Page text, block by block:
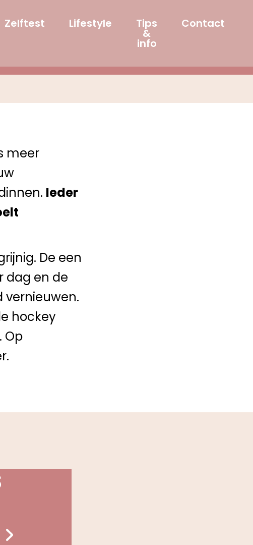
Zelftest Lifestyle Tips
&
info
Contact
meer
Ieder
De een
dag en de
hockey
Op